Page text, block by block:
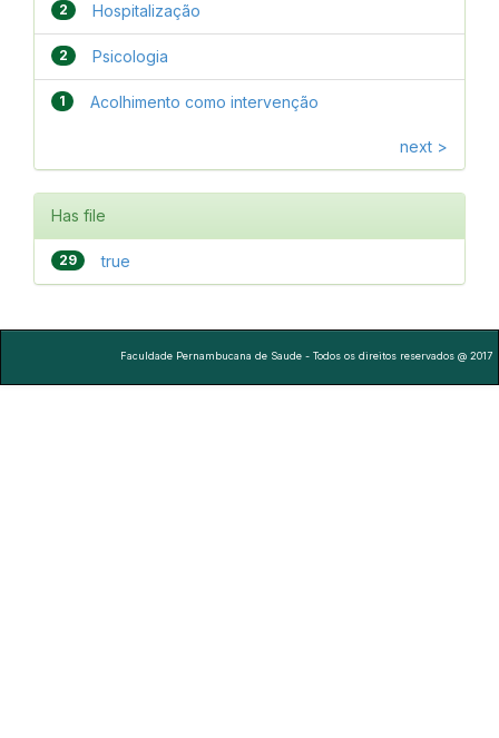
2 Hospitalização
2 Psicologia
1 Acolhimento como intervenção
next >
Has file
29 true
Faculdade Pernambucana de Saude - Todos os direitos reservados @ 2017